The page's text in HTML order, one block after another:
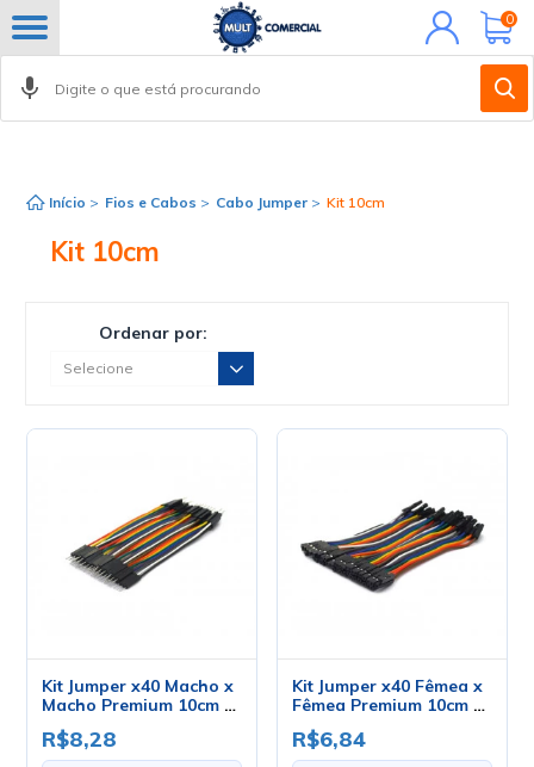
Minha
conta
0
Início > Fios e Cabos > Cabo Jumper > Kit 10cm
Kit 10cm
Ordenar por:
Kit Jumper x40 Macho x
Macho Premium 10cm -
R$8,28
Kit Jumper x40 Fêmea x
Fêmea Premium 10cm -
R$6,84